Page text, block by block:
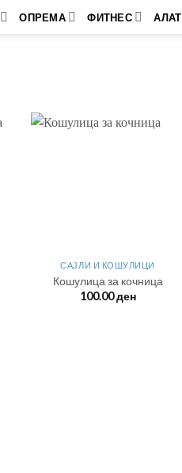
ОПРЕМА ФИТНЕС АЛАТ
САЈЛИ И КОШУЛИЦИ
Кошулица за кочница
100.00ден